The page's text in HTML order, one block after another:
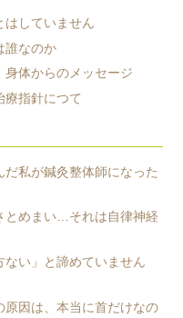
はしていません
誰なのか
身体からのメッセージ
療指針につて
だ私が鍼灸整体師になった
とめまい…それは自律神経
ない」と諦めていません
原因は、本当に首だけなの